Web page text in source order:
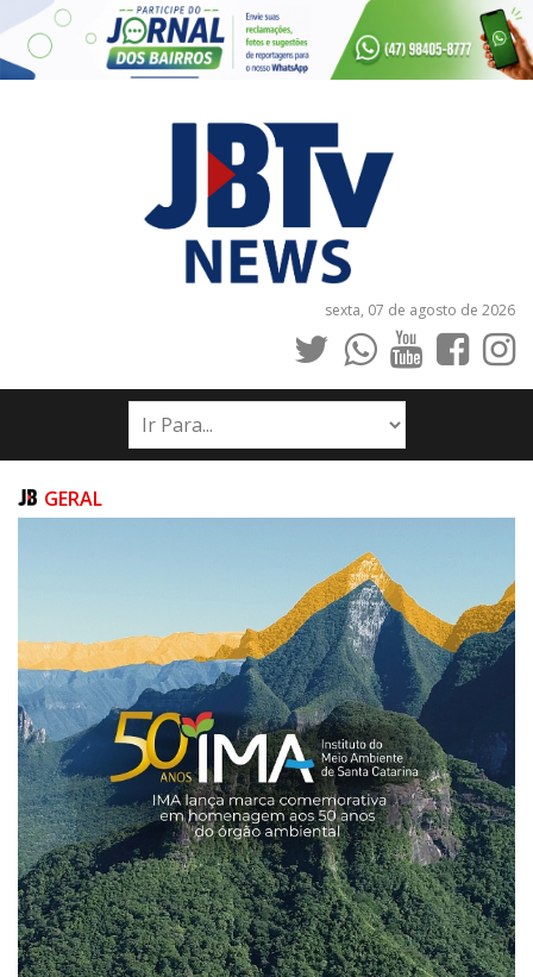
sexta, 07 de agosto de 2026
INÍCIO
NOTÍCIAS
GERAL